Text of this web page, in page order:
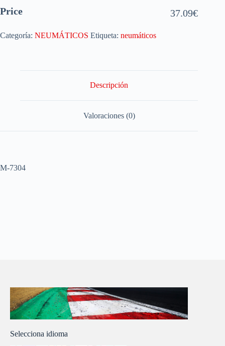
Price 37.09€
Categoría: NEUMÁTICOS Etiqueta: neumáticos
Descripción
Valoraciones (0)
M-7304
Selecciona idioma